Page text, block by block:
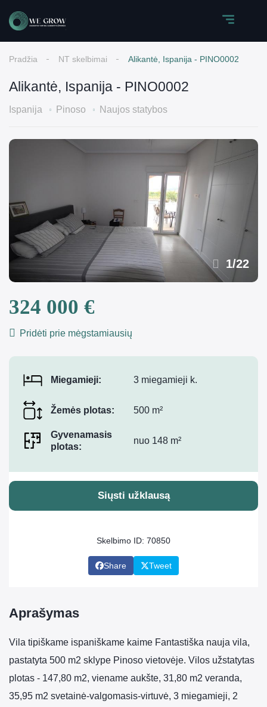
Pradžia NT skelbimai Alikantė, Ispanija - PINO0002
Alikantė, Ispanija - PINO0002
Ispanija Pinoso Naujos statybos
1/22
324 000 €
Pridėti prie mėgstamiausių
Miegamieji: 3 miegamieji k.
Žemės plotas: 500 m²
Gyvenamasis
plotas:
nuo 148 m²
Siųsti užklausą
Skelbimo ID: 70850
Share Tweet
Aprašymas
Vila tipiškame ispaniškame kaime Fantastiška nauja vila,
pastatyta 500 m2 sklype Pinoso vietovėje. Vilos užstatytas
plotas - 147,80 m2, viename aukšte, 31,80 m2 veranda,
35,95 m2 svetainė-valgomasis-virtuvė, 3 miegamieji, 2